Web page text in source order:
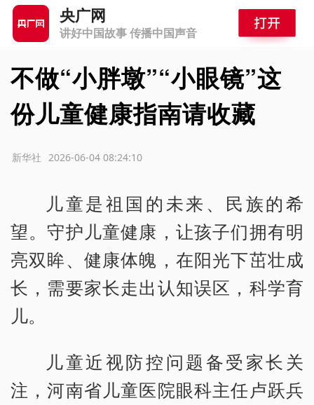
央广网
讲好中国故事 传播中国声音
不做“小胖墩”“小眼镜”这
份儿童健康指南请收藏
2026-06-04 08:24:10
新华社
儿童是祖国的未来、民族的希
望。守护儿童健康，让孩子们拥有明
亮双眸、健康体魄，在阳光下茁壮成
长，需要家长走出认知误区，科学育
儿。
儿童近视防控问题备受家长关
注，河南省儿童医院眼科主任卢跃兵